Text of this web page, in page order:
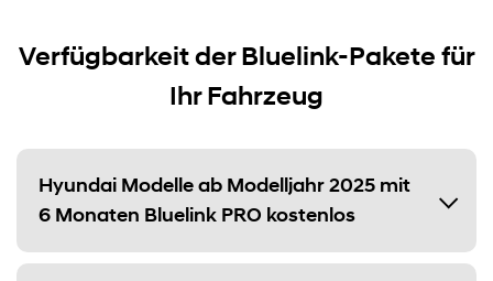
Verfügbarkeit der Bluelink-Pakete für
Ihr Fahrzeug
Hyundai Modelle ab Modelljahr 2025 mit
6 Monaten Bluelink PRO kostenlos